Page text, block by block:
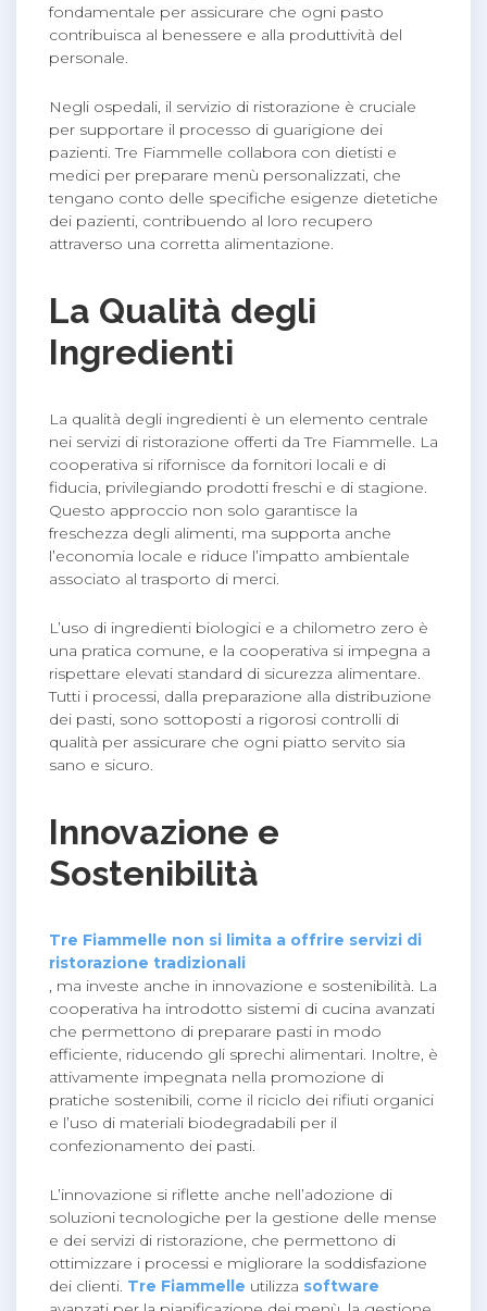
fondamentale per assicurare che ogni pasto
contribuisca al benessere e alla produttività del
personale.
Negli ospedali, il servizio di ristorazione è cruciale
per supportare il processo di guarigione dei
pazienti. Tre Fiammelle collabora con dietisti e
medici per preparare menù personalizzati, che
tengano conto delle specifiche esigenze dietetiche
dei pazienti, contribuendo al loro recupero
attraverso una corretta alimentazione.
La Qualità degli
Ingredienti
La qualità degli ingredienti è un elemento centrale
nei servizi di ristorazione offerti da Tre Fiammelle. La
cooperativa si rifornisce da fornitori locali e di
fiducia, privilegiando prodotti freschi e di stagione.
Questo approccio non solo garantisce la
freschezza degli alimenti, ma supporta anche
l’economia locale e riduce l’impatto ambientale
associato al trasporto di merci.
L’uso di ingredienti biologici e a chilometro zero è
una pratica comune, e la cooperativa si impegna a
rispettare elevati standard di sicurezza alimentare.
Tutti i processi, dalla preparazione alla distribuzione
dei pasti, sono sottoposti a rigorosi controlli di
qualità per assicurare che ogni piatto servito sia
sano e sicuro.
Innovazione e
Sostenibilità
Tre Fiammelle non si limita a offrire servizi di
ristorazione tradizionali
, ma investe anche in innovazione e sostenibilità. La
cooperativa ha introdotto sistemi di cucina avanzati
che permettono di preparare pasti in modo
efficiente, riducendo gli sprechi alimentari. Inoltre, è
attivamente impegnata nella promozione di
pratiche sostenibili, come il riciclo dei rifiuti organici
e l’uso di materiali biodegradabili per il
confezionamento dei pasti.
L’innovazione si riflette anche nell’adozione di
soluzioni tecnologiche per la gestione delle mense
e dei servizi di ristorazione, che permettono di
ottimizzare i processi e migliorare la soddisfazione
dei clienti. Tre Fiammelle utilizza software